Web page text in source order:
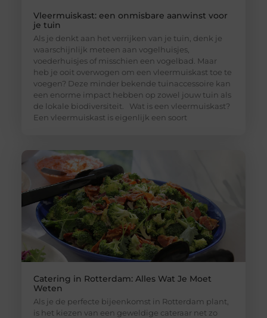
Vleermuiskast: een onmisbare aanwinst voor
je tuin
Als je denkt aan het verrijken van je tuin, denk je
waarschijnlijk meteen aan vogelhuisjes,
voederhuisjes of misschien een vogelbad. Maar
heb je ooit overwogen om een vleermuiskast toe te
voegen? Deze minder bekende tuinaccessoire kan
een enorme impact hebben op zowel jouw tuin als
de lokale biodiversiteit. Wat is een vleermuiskast?
Een vleermuiskast is eigenlijk een soort
Catering in Rotterdam: Alles Wat Je Moet
Weten
Als je de perfecte bijeenkomst in Rotterdam plant,
is het kiezen van een geweldige cateraar net zo